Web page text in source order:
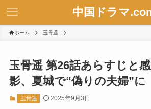
中国ドラマ
ホーム 玉骨遥
玉骨遥 第26話あらすじと
影、夏城で“偽りの夫婦”に
玉骨遥 2025年9月3日